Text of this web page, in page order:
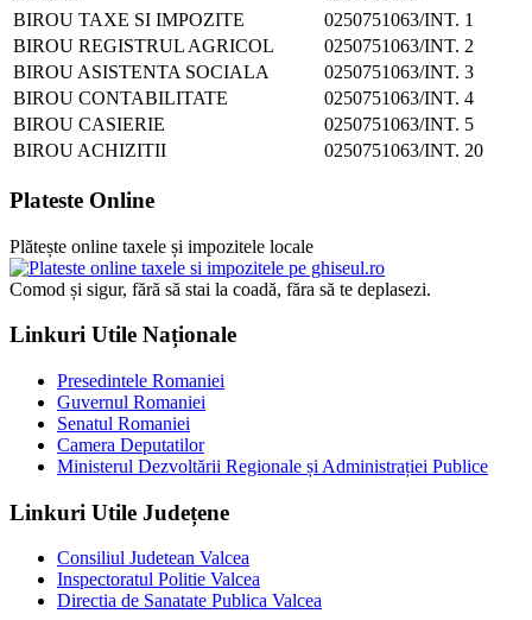
BIROU TAXE SI IMPOZITE
0250751063/INT. 1
BIROU REGISTRUL AGRICOL
0250751063/INT. 2
BIROU ASISTENTA SOCIALA
0250751063/INT. 3
BIROU CONTABILITATE
0250751063/INT. 4
BIROU CASIERIE
0250751063/INT. 5
BIROU ACHIZITII
0250751063/INT. 20
Plateste Online
Plătește online taxele și impozitele locale
Comod și sigur, fără să stai la coadă, făra să te deplasezi.
Linkuri Utile Naționale
Presedintele Romaniei
Guvernul Romaniei
Senatul Romaniei
Camera Deputatilor
Ministerul Dezvoltării Regionale și Administrației Publice
Linkuri Utile Județene
Consiliul Judetean Valcea
Inspectoratul Politie Valcea
Directia de Sanatate Publica Valcea